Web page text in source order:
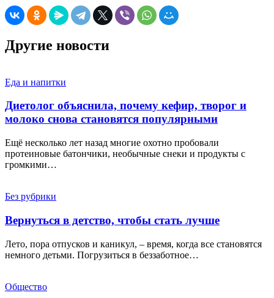
Другие новости
Еда и напитки
Диетолог объяснила, почему кефир, творог и
молоко снова становятся популярными
Ещё несколько лет назад многие охотно пробовали
протеиновые батончики, необычные снеки и продукты с
громкими…
Без рубрики
Вернуться в детство, чтобы стать лучше
Лето, пора отпусков и каникул, – время, когда все становятся
немного детьми. Погрузиться в беззаботное…
Общество